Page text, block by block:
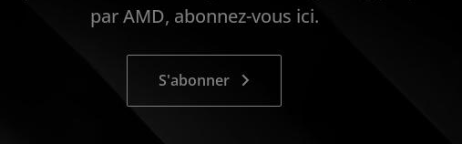
par AMD, abonnez-vous ici.
S'abonner